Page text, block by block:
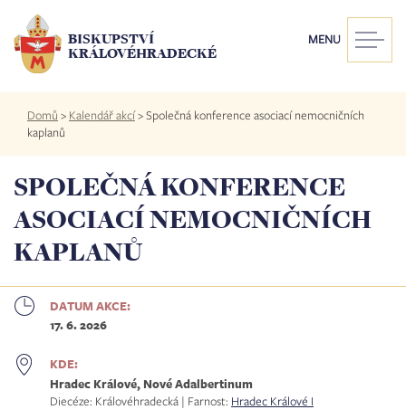
hlavnímu
obsahu
BISKUPSTVÍ
KRÁLOVÉHRADECKÉ
MENU
Drobečková
navigace
Domů > Kalendář akcí>Společná konference asociací nemocničních
kaplanů
SPOLEČNÁ KONFERENCE
ASOCIACÍ NEMOCNIČNÍCH
KAPLANŮ
DATUM AKCE:
17. 6. 2026
KDE:
Hradec Králové, Nové Adalbertinum
Diecéze: Královéhradecká | Farnost: Hradec Králové I